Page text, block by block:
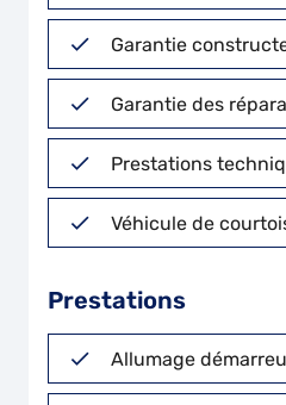
Garantie
Garantie des
Prestations
Véhicule de
Prestations
Allumage